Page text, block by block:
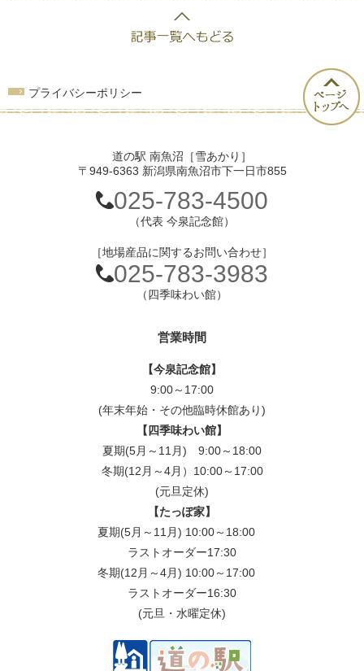
プライバシーポリシー
道の駅 南魚沼［雪あかり］
〒949-6363 新潟県南魚沼市下一日市855
025-783-4500
（代表 今泉記念館）
［地場産品に関するお問い合わせ］
025-783-3983
（四季味わい館）
営業時間
【今泉記念館】
9:00～17:00
(年末年始・その他臨時休館あり)
【四季味わい館】
夏期(5月～11月) 9:00～18:00
冬期(12月～4月）10:00～17:00
(元旦定休)
【たっぽ家】
夏期(5月～11月) 10:00～18:00
ラストオーダー17:30
冬期(12月～4月) 10:00～17:00
ラストオーダー16:30
(元旦・水曜定休)